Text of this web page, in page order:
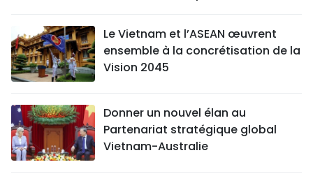
Le Vietnam et l’ASEAN œuvrent
ensemble à la concrétisation de la
Vision 2045
Donner un nouvel élan au
Partenariat stratégique global
Vietnam-Australie